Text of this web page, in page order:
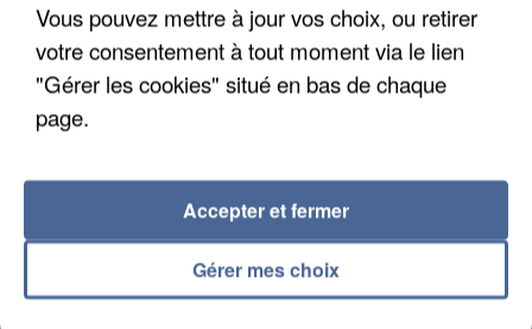
LES DONNÉES DE 300 000 CLIENTS DÉROBÉES À
INTERMARCHÉ APRÈS UNE...
Vous pouvez mettre à jour vos choix, ou retirer
votre consentement à tout moment via le lien
"Gérer les cookies" situé en bas de chaque
page.
Gérer mes choix
Accepter et fermer